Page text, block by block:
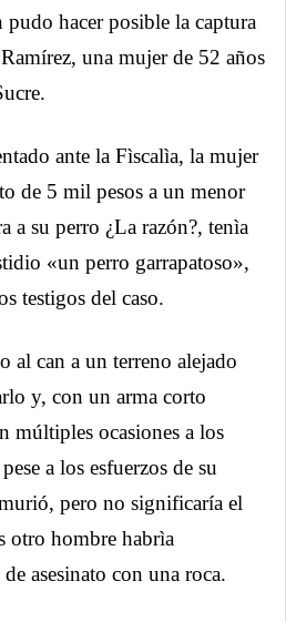
hacer posible la captura
una mujer de 52 años
ante la Fìscalìa, la mujer
de 5 mil pesos a un menor
a su perro ¿La razón?, tenìa
«un perro garrapatoso»,
testigos del caso.
al can a un terreno alejado
y, con un arma corto
múltiples ocasiones a los
a los esfuerzos de su
pero no significaría el
otro hombre habrìa
asesinato con una roca.